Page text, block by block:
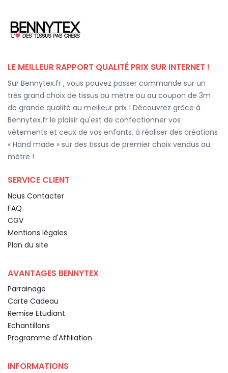
LE MEILLEUR RAPPORT QUALITÉ PRIX SUR INTERNET !
Sur Bennytex.fr , vous pouvez passer commande sur un
très grand choix de tissus au mètre ou au coupon de 3m
de grande qualité au meilleur prix ! Découvrez grâce à
Bennytex.fr le plaisir qu'est de confectionner vos
vêtements et ceux de vos enfants, à réaliser des créations
« Hand made » sur des tissus de premier choix vendus au
mètre !
SERVICE CLIENT
Nous Contacter
FAQ
CGV
Mentions légales
Plan du site
AVANTAGES BENNYTEX
Parrainage
Carte Cadeau
Remise Etudiant
Echantillons
Programme d'Affiliation
INFORMATIONS